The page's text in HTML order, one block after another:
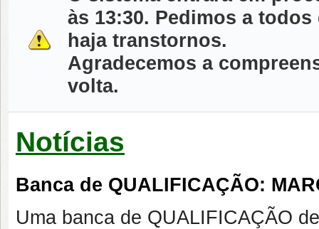
às 13:30. Pedimos a
haja transtornos.
Agradecemos a
volta.
Notícias
Banca de QUALIFICAÇÃO:
Uma banca de QUALIFICAÇÃO